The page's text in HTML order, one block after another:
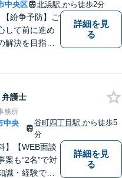
中央区 北浜駅 から徒歩2分
【紛争予防】ご
して前に進め
解決を目指
ださい。【弁
約を利用でき
ます】
詳細を見
る
弁護士
務所
中央
谷町四丁目駅から徒歩5
分
】【WEB面談
案も“2名”で対
・経験で質
詳細を見
る